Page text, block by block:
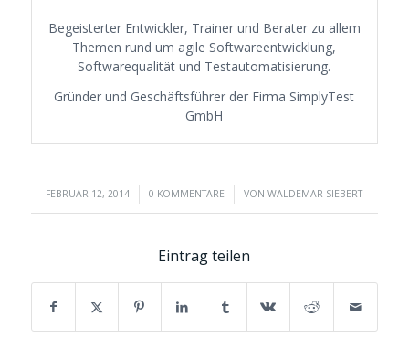
Begeisterter Entwickler, Trainer und Berater zu allem
Themen rund um agile Softwareentwicklung,
Softwarequalität und Testautomatisierung.
Gründer und Geschäftsführer der Firma SimplyTest
GmbH
FEBRUAR 12, 2014
/ 0 KOMMENTARE
/ VONWALDEMAR SIEBERT
Eintrag teilen